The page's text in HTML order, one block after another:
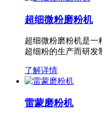
超细微粉磨粉机
超细微粉磨粉机是一
超细粉的生产而研
了解详情
雷蒙磨粉机